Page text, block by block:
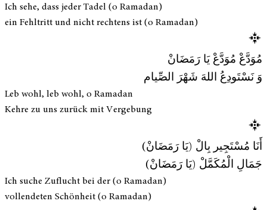
Ich sehe, dass jeder Tadel (o Ramadan)
ein Fehltritt und nicht rechtens ist (o Ramadan)
مُوَدَّعْ مُوَدَّعْ يَا رَمَضَانْ
وَ نَسْتَودِعُ اللهَ شَهْرَ الصِّيام
Leb wohl, leb wohl, o Ramadan
Kehre zu uns zurück mit Vergebung
أَنَا مُسْتَجِير بِالْ (يَا رَمَضَانْ)
جَمَالِ الْمُكَمَّلْ (يَا رَمَضَانْ)
Ich suche Zuflucht bei der (o Ramadan)
vollendeten Schönheit (o Ramadan)